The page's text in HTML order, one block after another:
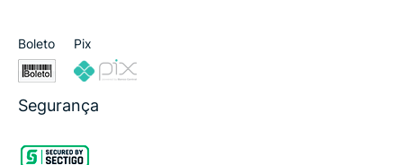
Boleto Pix
Segurança